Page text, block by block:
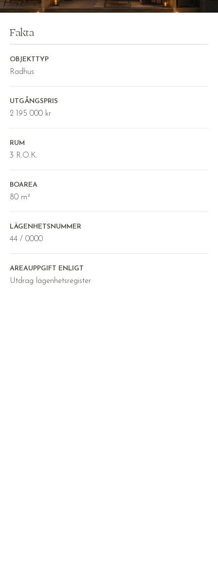
Fakta
OBJEKTTYP
Radhus
UTGÅNGSPRIS
2 195 000 kr
RUM
3 R.O.K.
BOAREA
80 m²
LÄGENHETSNUMMER
44 / 0000
AREAUPPGIFT ENLIGT
Utdrag lägenhetsregister